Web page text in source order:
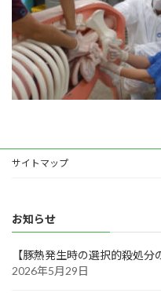
サイトマップ
お知らせ
【豚熱発生時の選択的殺処分
2026年5月29日
刊行物
お問い合わせ
リンク集